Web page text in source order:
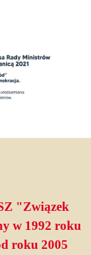
"Związek
w 1992 roku
roku 2005